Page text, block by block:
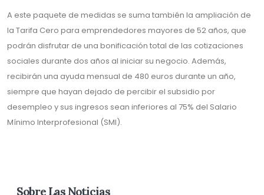
A este paquete de medidas se suma también la ampliación de
la Tarifa Cero para emprendedores mayores de 52 años, que
podrán disfrutar de una bonificación total de las cotizaciones
sociales durante dos años al iniciar su negocio. Además,
recibirán una ayuda mensual de 480 euros durante un año,
siempre que hayan dejado de percibir el subsidio por
desempleo y sus ingresos sean inferiores al 75% del Salario
Mínimo Interprofesional (SMI).
Sobre Las Noticias